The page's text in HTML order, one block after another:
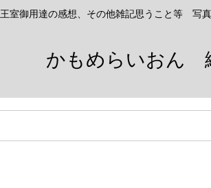
室御用達の感想、その他雑記思うこと等 写
かもめらいおん